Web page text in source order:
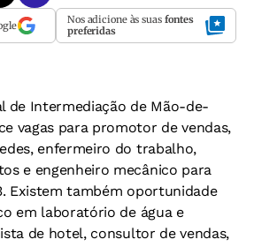
Nos adicione às suas fontes
preferidas
de Intermediação de Mão-de-
vagas para promotor de vendas,
enfermeiro do trabalho,
e engenheiro mecânico para
Existem também oportunidade
em laboratório de água e
de hotel, consultor de vendas,